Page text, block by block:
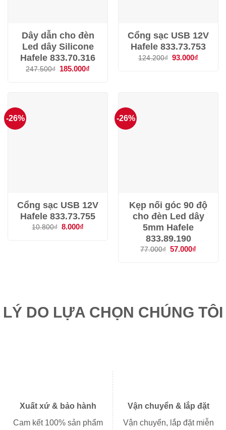
Dây dẫn cho đèn
Led dây Silicone
Hafele 833.70.316
247.500₫
Giá
185.000₫
185.000₫.
Cổng sạc USB 12V
Hafele 833.73.753
124.200₫ Giá
93.000₫
-26%
Cổng sạc USB 12V
Hafele 833.73.755
10.800₫ Giá
8.000₫
-26%
Kẹp nối góc 90 độ
cho đèn Led dây
5mm Hafele
833.89.190
77.000₫ Giá
57.000₫
LÝ DO LỰA CHỌN CHÚNG TÔI
Xuất xứ & bảo hành
Cam kết 100% sản phẩm
Vận chuyển & lắp đặt
Vận chuyển, lắp đặt miễn